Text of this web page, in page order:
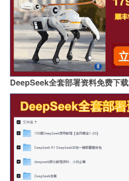
DeepSeek全套部署资料免费下载